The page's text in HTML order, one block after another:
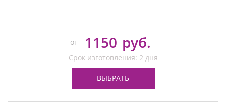
от 1150 руб.
Срок изготовления: 2 дня
ВЫБРАТЬ